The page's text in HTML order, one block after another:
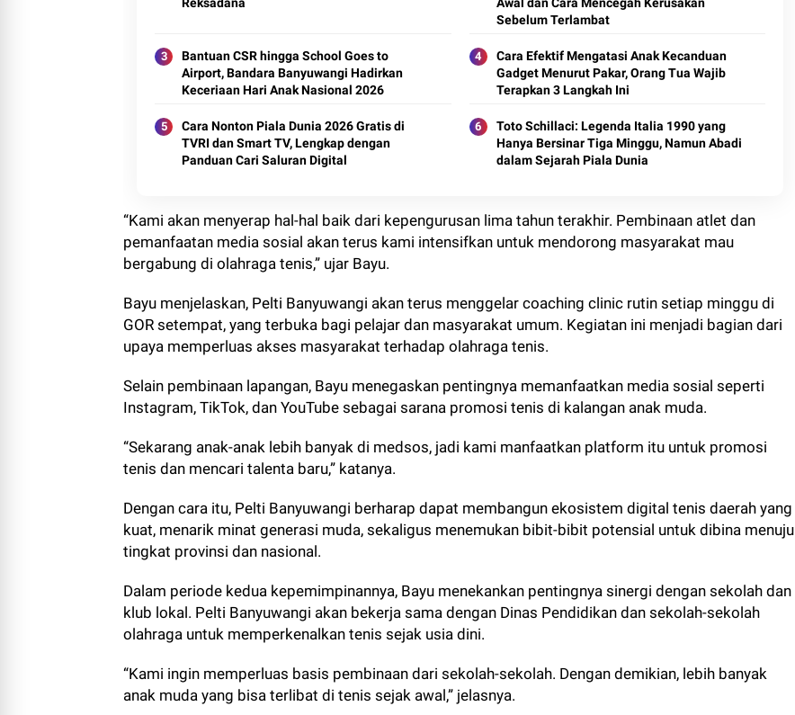
Sebelum Terlambat
Bantuan CSR hingga School Goes to
Airport, Bandara Banyuwangi Hadirkan
Keceriaan Hari Anak Nasional 2026
Cara Efektif Mengatasi Anak Kecanduan
Gadget Menurut Pakar, Orang Tua Wajib
Terapkan 3 Langkah Ini
Cara Nonton Piala Dunia 2026 Gratis di
TVRI dan Smart TV, Lengkap dengan
Panduan Cari Saluran Digital
Toto Schillaci: Legenda Italia 1990 yang
Hanya Bersinar Tiga Minggu, Namun Abadi
dalam Sejarah Piala Dunia
“Kami akan menyerap hal-hal baik dari kepengurusan lima tahun terakhir. Pembinaan atlet dan
pemanfaatan media sosial akan terus kami intensifkan untuk mendorong masyarakat mau
bergabung di olahraga tenis,” ujar Bayu.
Bayu menjelaskan, Pelti Banyuwangi akan terus menggelar coaching clinic rutin setiap minggu di
GOR setempat, yang terbuka bagi pelajar dan masyarakat umum. Kegiatan ini menjadi bagian dari
upaya memperluas akses masyarakat terhadap olahraga tenis.
Selain pembinaan lapangan, Bayu menegaskan pentingnya memanfaatkan media sosial seperti
Instagram, TikTok, dan YouTube sebagai sarana promosi tenis di kalangan anak muda.
“Sekarang anak-anak lebih banyak di medsos, jadi kami manfaatkan platform itu untuk promosi
tenis dan mencari talenta baru,” katanya.
Dengan cara itu, Pelti Banyuwangi berharap dapat membangun ekosistem digital tenis daerah yang
kuat, menarik minat generasi muda, sekaligus menemukan bibit-bibit potensial untuk dibina menuju
tingkat provinsi dan nasional.
Dalam periode kedua kepemimpinannya, Bayu menekankan pentingnya sinergi dengan sekolah dan
klub lokal. Pelti Banyuwangi akan bekerja sama dengan Dinas Pendidikan dan sekolah-sekolah
olahraga untuk memperkenalkan tenis sejak usia dini.
“Kami ingin memperluas basis pembinaan dari sekolah-sekolah. Dengan demikian, lebih banyak
anak muda yang bisa terlibat di tenis sejak awal,” jelasnya.